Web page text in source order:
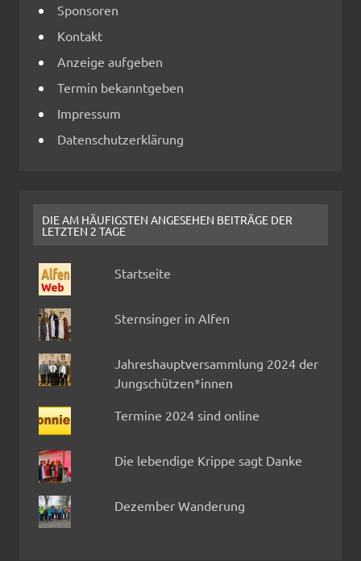
Sponsoren
Kontakt
Anzeige aufgeben
Termin bekanntgeben
Impressum
Datenschutzerklärung
DIE AM HÄUFIGSTEN ANGESEHEN BEITRÄGE DER
LETZTEN 2 TAGE
Startseite
Sternsinger in Alfen
Jahreshauptversammlung 2024 der
Jungschützen*innen
Termine 2024 sind online
Die lebendige Krippe sagt Danke
Dezember Wanderung